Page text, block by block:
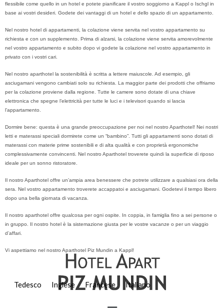
flessibile come quello in un hotel e potete pianificare il vostro soggiorno a Kappl o Ischgl in
base ai vostri desideri. Godete dei vantaggi di un hotel e dello spazio di un appartamento.
Nel nostro hotel di appartamenti, la colazione viene servita nel vostro appartamento su
richiesta e con un supplemento. Prima di alzarsi, la colazione viene servita amorevolmente
nel vostro appartamento e subito dopo vi godete la colazione nel vostro appartamento in
privato con i vostri cari.
Nel nostro aparthotel la sostenibilità è scritta a lettere maiuscole. Ad esempio, gli
asciugamani vengono cambiati solo su richiesta. La maggior parte dei prodotti che offriamo
per la colazione proviene dalla regione. Tutte le camere sono dotate di una chiave
elettronica che spegne l’elettricità per tutte le luci e i televisori quando si lascia
l’appartamento.
Dormire bene: questa è una grande preoccupazione per noi nel nostro Aparthotel! Nei nostri
letti e materassi speciali dormirete come un “bambino”. Tutti gli appartamenti sono dotati di
materassi con materie prime sostenibili e di alta qualità e con proprietà ergonomiche
complessivamente convincenti. Nel nostro Aparthotel troverete quindi la superficie di riposo
ideale per un sonno ristoratore.
Il nostro Aparthotel offre un’ampia area benessere che potrete utilizzare a qualsiasi ora della
sera. Nel vostro appartamento troverete accappatoi e asciugamani. Godetevi il tempo libero
dopo una bella giornata di vacanza.
Il nostro aparthotel offre qualcosa per ogni ospite. In coppia, in famiglia fino a sei persone o
in gruppo. Il nostro hotel è la sistemazione giusta per le vostre vacanze o per un viaggio
d’affari.
Vi aspettiamo nel nostro Aparthotel Piz Mundin a Kappl!
Tedesco Inglese Francese Italiano